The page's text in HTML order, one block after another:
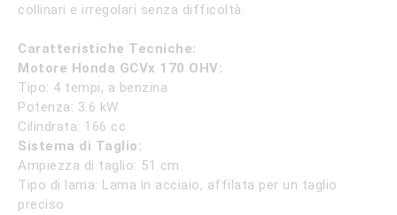
collinari e irregolari senza difficoltà.
Caratteristiche Tecniche:
Motore Honda GCVx 170 OHV:
Tipo: 4 tempi, a benzina
Potenza: 3.6 kW
Cilindrata: 166 cc
Sistema di Taglio:
Ampiezza di taglio: 51 cm
Tipo di lama: Lama in acciaio, affilata per un taglio
preciso